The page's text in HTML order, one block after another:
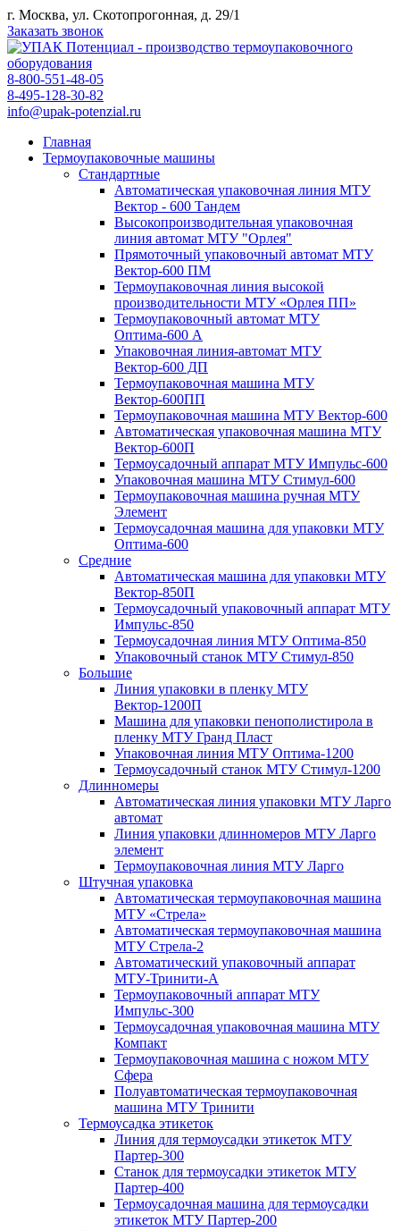
г. Москва, ул. Скотопрогонная, д. 29/1
Заказать звонок
8-800-551-48-05
8-495-128-30-82
info@upak-potenzial.ru
Главная
Термоупаковочные машины
Стандартные
Автоматическая упаковочная линия МТУ
Вектор - 600 Тандем
Высокопроизводительная упаковочная
линия автомат МТУ "Орлея"
Прямоточный упаковочный автомат МТУ
Вектор-600 ПМ
Термоупаковочная линия высокой
производительности МТУ «Орлея ПП»
Термоупаковочный автомат МТУ
Оптима-600 А
Упаковочная линия-автомат МТУ
Вектор-600 ДП
Термоупаковочная машина МТУ
Вектор-600ПП
Термоупаковочная машина МТУ Вектор-600
Автоматическая упаковочная машина МТУ
Вектор-600П
Термоусадочный аппарат МТУ Импульс-600
Упаковочная машина МТУ Стимул-600
Термоупаковочная машина ручная МТУ
Элемент
Термоусадочная машина для упаковки МТУ
Оптима-600
Средние
Автоматическая машина для упаковки МТУ
Вектор-850П
Термоусадочный упаковочный аппарат МТУ
Импульс-850
Термоусадочная линия МТУ Оптима-850
Упаковочный станок МТУ Стимул-850
Большие
Линия упаковки в пленку МТУ
Вектор-1200П
Машина для упаковки пенополистирола в
пленку МТУ Гранд Пласт
Упаковочная линия МТУ Оптима-1200
Термоусадочный станок МТУ Стимул-1200
Длинномеры
Автоматическая линия упаковки МТУ Ларго
автомат
Линия упаковки длинномеров МТУ Ларго
элемент
Термоупаковочная линия МТУ Ларго
Штучная упаковка
Автоматическая термоупаковочная машина
МТУ «Стрела»
Автоматическая термоупаковочная машина
МТУ Стрела-2
Автоматический упаковочный аппарат
МТУ-Тринити-А
Термоупаковочный аппарат МТУ
Импульс-300
Термоусадочная упаковочная машина МТУ
Компакт
Термоупаковочная машина с ножом МТУ
Сфера
Полуавтоматическая термоупаковочная
машина МТУ Тринити
Термоусадка этикеток
Линия для термоусадки этикеток МТУ
Партер-300
Станок для термоусадки этикеток МТУ
Партер-400
Термоусадочная машина для термоусадки
этикеток МТУ Партер-200